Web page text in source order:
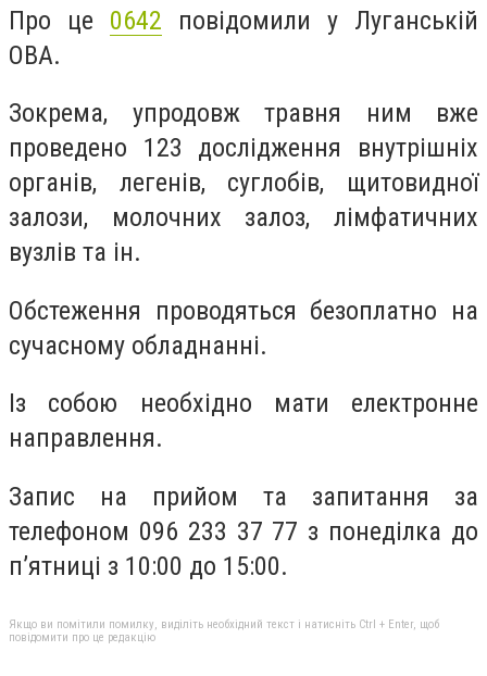
Про це 0642 повідомили у Луганській
ОВА.
Зокрема, упродовж травня ним вже
проведено 123 дослідження внутрішніх
органів, легенів, суглобів, щитовидної
залози, молочних залоз, лімфатичних
вузлів та ін.
Обстеження проводяться безоплатно на
сучасному обладнанні.
Із собою необхідно мати електронне
направлення.
Запис на прийом та запитання за
телефоном 096 233 37 77 з понеділка до
п’ятниці з 10:00 до 15:00.
Якщо ви помітили помилку, виділіть необхідний текст і натисніть Ctrl + Enter, щоб
повідомити про це редакцію